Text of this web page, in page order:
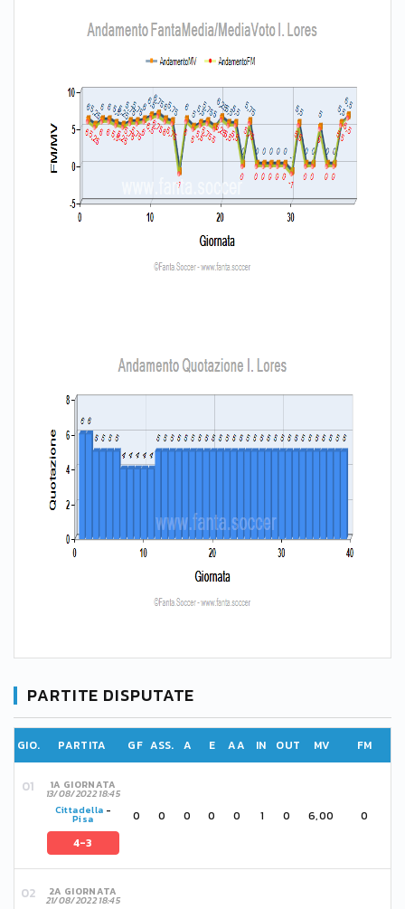
PARTITE DISPUTATE
GIO. PARTITA GF ASS. A E AA IN OUT MV FM
1A GIORNATA
13/08/2022 18:45
Cittadella -
Pisa
4-3
0 0 0 0 0 1 0 6,00 0
2A GIORNATA
21/08/2022 18:45